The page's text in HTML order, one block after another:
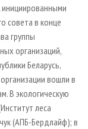
инициированными
совета в конце
группы
организаций,
Беларусь,
вошли в
В экологическую
леса
(АПБ-Бердлайф); в